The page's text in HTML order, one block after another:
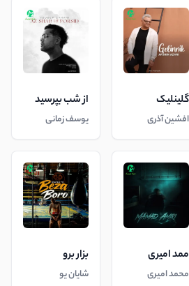
گلینلیک
افشین آذری
از شب بپرسید
یوسف زمانی
ممد امیری
محمد امیری
بزار برو
شایان یو